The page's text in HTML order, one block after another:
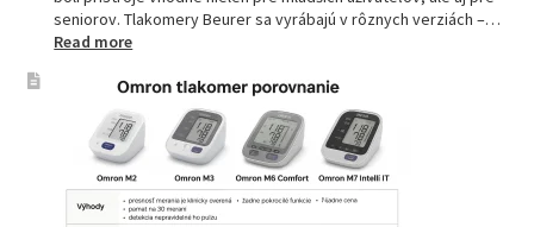
seniorov. Tlakomery Beurer sa vyrábajú v rôznych verziách –…
Read more:
tlakomery
spoľahlivý
pomocník
pre
zdravie